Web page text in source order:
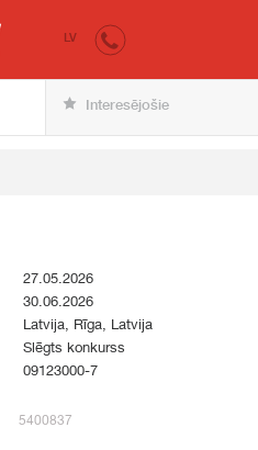
iepirkumi.lv
LV
Interesējošie
27.05.2026
30.06.2026
Latvija, Rīga, Latvija
Slēgts konkurss
09123000-7
5400837